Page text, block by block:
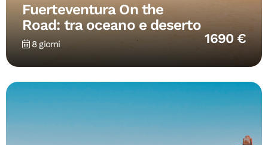
Fuerteventura On the
Road: tra oceano e deserto
8 giorni 1690 €